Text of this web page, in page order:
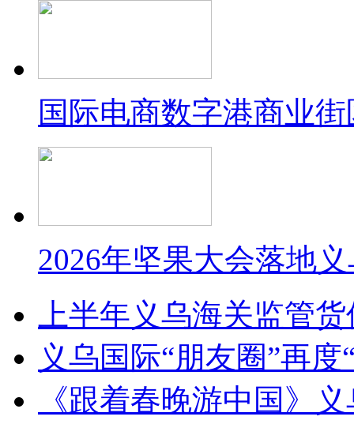
国际电商数字港商业
2026年坚果大会落地
上半年义乌海关监管
义乌国际“朋友圈”再度
《跟着春晚游中国》